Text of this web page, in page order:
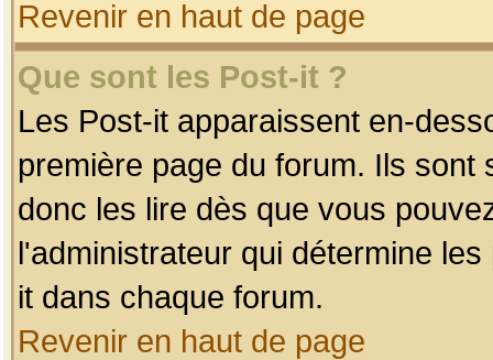
Revenir en haut de page
Que sont les Post-it ?
Les Post-it apparaissent en-
première page du forum. Ils
donc les lire dès que vous
l'administrateur qui détermine
it dans chaque forum.
Revenir en haut de page